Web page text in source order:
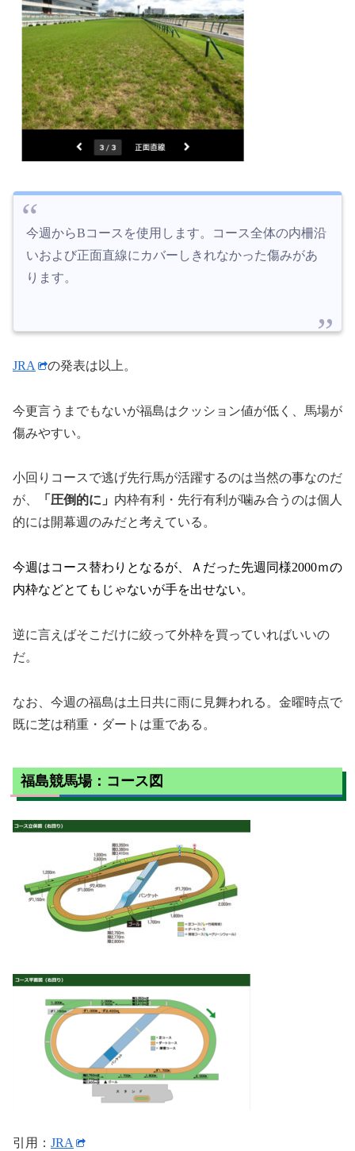
今週からBコースを使用します。コース全体の内柵沿
いおよび正面直線にカバーしきれなかった傷みがあ
ります。
JRA の発表は以上。
今更言うまでもないが福島はクッション値が低く、馬場が
傷みやすい。
小回りコースで逃げ先行馬が活躍するのは当然の事なのだ
が、
「圧倒的に」 内枠有利・先行有利が噛み合うのは個人
的には開幕週のみだと考えている。
今週はコース替わりとなるが、Ａだった先週同様2000ｍの
内枠などとてもじゃないが手を出せない。
逆に言えばそこだけに絞って外枠を買っていればいいの
だ。
なお、今週の福島は土日共に雨に見舞われる。金曜時点で
既に芝は稍重・ダートは重である。
福島競馬場：コース図
引用： JRA